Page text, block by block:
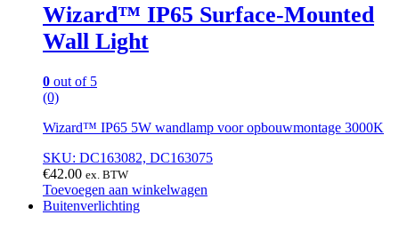
Wizard™ IP65 Surface-Mounted
Wall Light
0 out of 5
(0)
Wizard™ IP65 5W wandlamp voor opbouwmontage 3000K
SKU: DC163082, DC163075
€42.00 ex. BTW
Toevoegen aan winkelwagen
Buitenverlichting